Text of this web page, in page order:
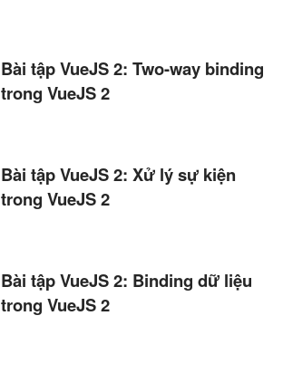
Bài tập VueJS 2: Two-way binding
trong VueJS 2
Bài tập VueJS 2: Xử lý sự kiện
trong VueJS 2
Bài tập VueJS 2: Binding dữ liệu
trong VueJS 2